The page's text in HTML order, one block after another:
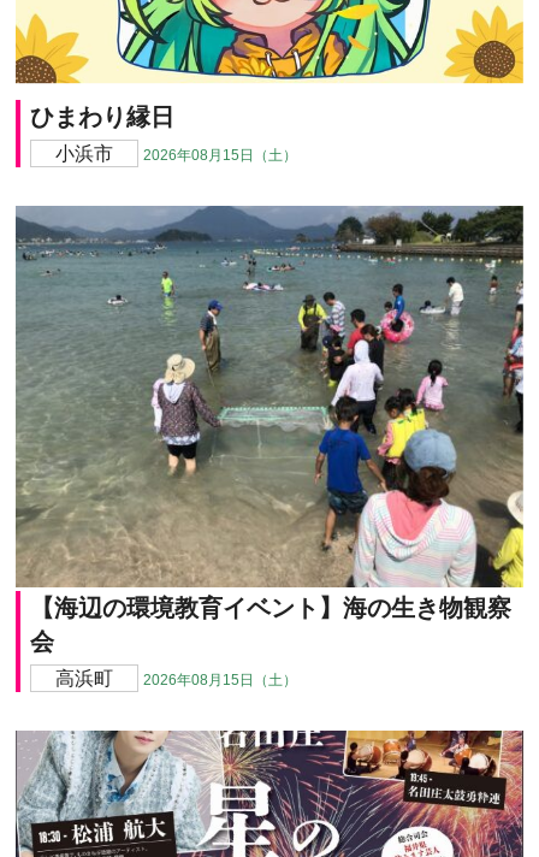
ひまわり縁日
小浜市 2026年08月15日（土）
【海辺の環境教育イベント】海の生き物観察
会
高浜町 2026年08月15日（土）